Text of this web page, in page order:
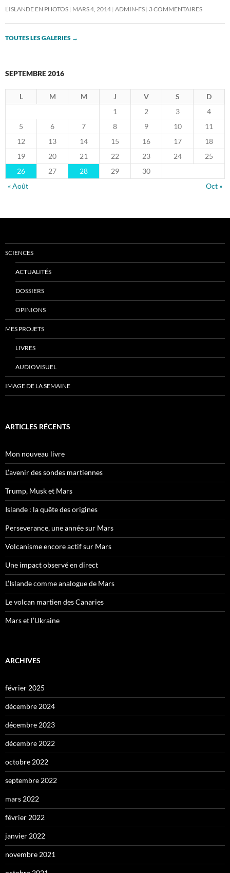
L’ISLANDE EN PHOTOS MARS 4, 2014 ADMIN-FS 3 COMMENTAIRES
TOUTES LES GALERIES →
SEPTEMBRE 2016
L M M J V S
D
1
2 3
4
5
6 7 8 9 10
11
12
13 14 15 16 17
18
19
20 21 22 23 24
25
26
27 28 29
30
« Août
Oct »
SCIENCES
ACTUALITÉS
DOSSIERS
OPINIONS
MES PROJETS
LIVRES
AUDIOVISUEL
IMAGE DE LA SEMAINE
ARTICLES RÉCENTS
Mon nouveau livre
L’avenir des sondes martiennes
Trump, Musk et Mars
Islande : la quête des origines
Perseverance, une année sur Mars
Volcanisme encore actif sur Mars
Une impact observé en direct
L’Islande comme analogue de Mars
Le volcan martien des Canaries
Mars et l’Ukraine
ARCHIVES
février 2025
décembre 2024
décembre 2023
décembre 2022
octobre 2022
septembre 2022
mars 2022
février 2022
janvier 2022
novembre 2021